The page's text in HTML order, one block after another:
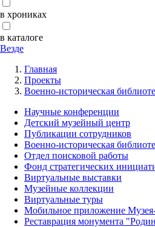
в хрониках
в каталоге
Везде
Главная
Проекты
Военно-историческая
Научные конференции
Детский музейный центр
Публикации сотрудников
Военно-историческая
Отдел поисковой работы
Фонд стратегических
Виртуальные выставки
Музейные коллекции
Виртуальные туры
Мобильное приложение
Реставрация монумента